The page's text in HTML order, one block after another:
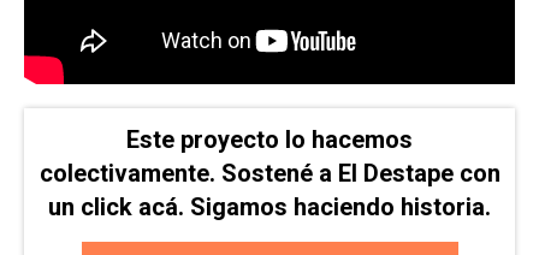
Este proyecto lo hacemos
colectivamente. Sostené a El Destape con
un click acá. Sigamos haciendo historia.